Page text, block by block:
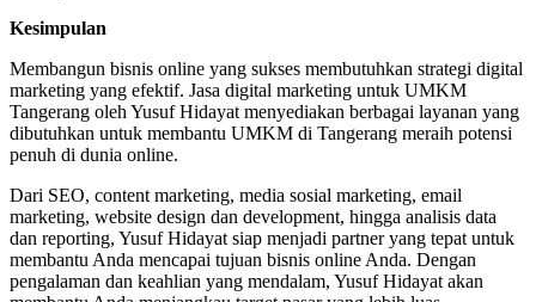
Kesimpulan
Membangun bisnis online yang sukses membutuhkan strategi digital
marketing yang efektif. Jasa digital marketing untuk UMKM
Tangerang oleh Yusuf Hidayat menyediakan berbagai layanan yang
dibutuhkan untuk membantu UMKM di Tangerang meraih potensi
penuh di dunia online.
Dari SEO, content marketing, media sosial marketing, email
marketing, website design dan development, hingga analisis data
dan reporting, Yusuf Hidayat siap menjadi partner yang tepat untuk
membantu Anda mencapai tujuan bisnis online Anda. Dengan
pengalaman dan keahlian yang mendalam, Yusuf Hidayat akan